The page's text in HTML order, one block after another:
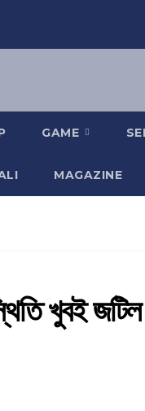
GAME
MAGAZINE
খুবই জটিল